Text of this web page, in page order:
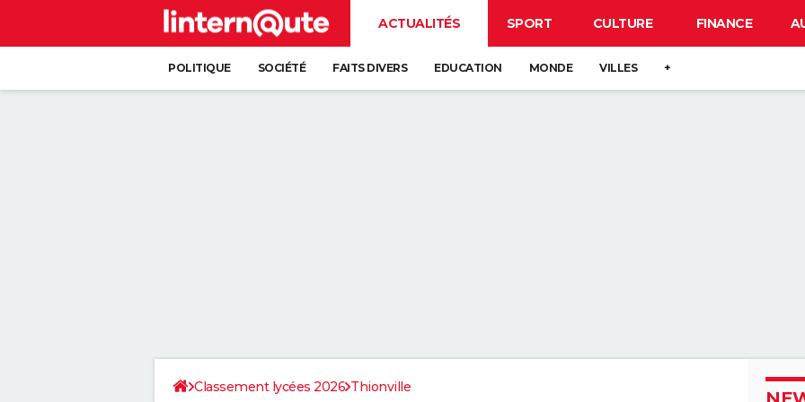
ACTUALITÉS SPORT CULTURE FINANCE
POLITIQUE SOCIÉTÉ FAITS DIVERS EDUCATION MONDE VILLES +
Classement lycées 2026 Thionville